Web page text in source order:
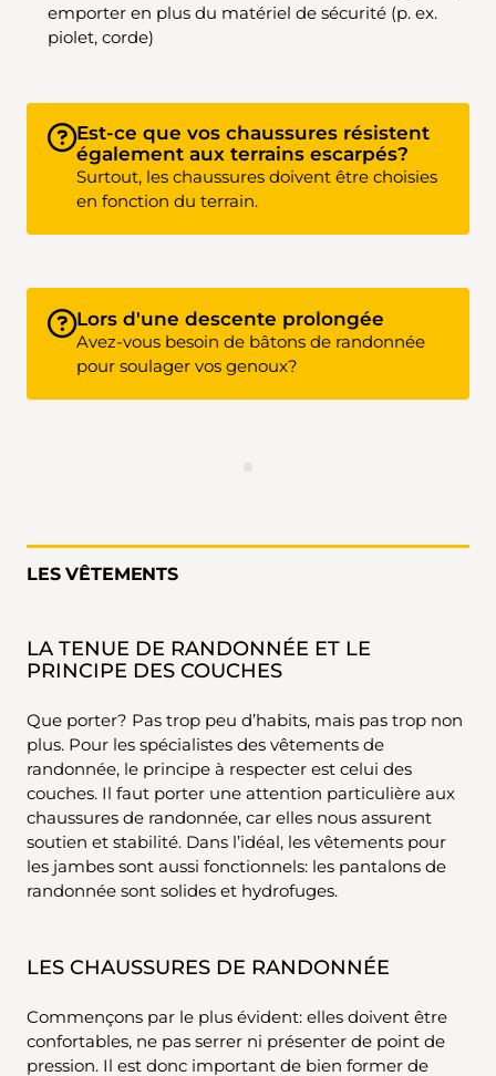
emporter en plus du matériel de sécurité (p. ex.
piolet, corde)
Est-ce que vos chaussures résistent
également aux terrains escarpés?
Surtout, les chaussures doivent être choisies
en fonction du terrain.
Lors d'une descente prolongée
Avez-vous besoin de bâtons de randonnée
pour soulager vos genoux?
LES VÊTEMENTS
LA TENUE DE RANDONNÉE ET LE
PRINCIPE DES COUCHES
Que porter? Pas trop peu d’habits, mais pas trop non
plus. Pour les spécialistes des vêtements de
randonnée, le principe à respecter est celui des
couches. Il faut porter une attention particulière aux
chaussures de randonnée, car elles nous assurent
soutien et stabilité. Dans l’idéal, les vêtements pour
les jambes sont aussi fonctionnels: les pantalons de
randonnée sont solides et hydrofuges.
LES CHAUSSURES DE RANDONNÉE
Commençons par le plus évident: elles doivent être
confortables, ne pas serrer ni présenter de point de
pression. Il est donc important de bien former de